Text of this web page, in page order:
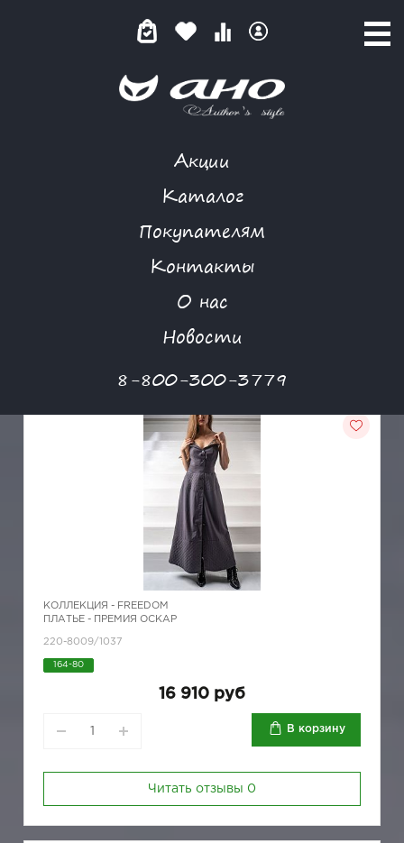
Акции
Каталог
Покупателям
Контакты
О нас
Новости
8-800-300-3779
КАТАЛОГ ТОВАРОВ
КОЛЛЕКЦИЯ - FREEDOM
ПЛАТЬЕ - ПРЕМИЯ ОСКАР
220-8009/1037
164-80
16 910 руб
В корзину
Читать отзывы 0